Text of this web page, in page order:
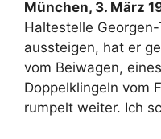
München, 3. März
Haltestelle
aussteigen, hat er
vom Beiwagen,
Doppelklingeln vom
rumpelt weiter. Ich